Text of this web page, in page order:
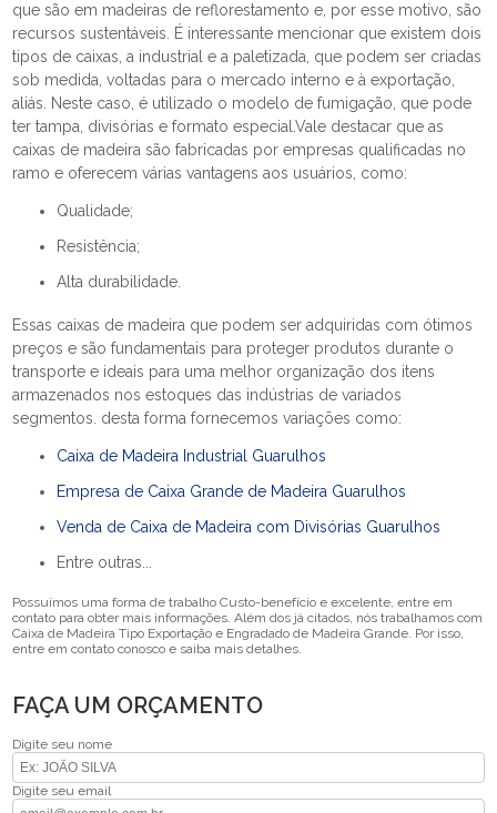
que são em madeiras de reflorestamento e, por esse motivo, são
recursos sustentáveis. É interessante mencionar que existem dois
tipos de caixas, a industrial e a paletizada, que podem ser criadas
sob medida, voltadas para o mercado interno e à exportação,
aliás. Neste caso, é utilizado o modelo de fumigação, que pode
ter tampa, divisórias e formato especial.Vale destacar que as
caixas de madeira são fabricadas por empresas qualificadas no
ramo e oferecem várias vantagens aos usuários, como:
Qualidade;
Resistência;
Alta durabilidade.
Essas caixas de madeira que podem ser adquiridas com ótimos
preços e são fundamentais para proteger produtos durante o
transporte e ideais para uma melhor organização dos itens
armazenados nos estoques das indústrias de variados
segmentos. desta forma fornecemos variações como:
Caixa de Madeira Industrial Guarulhos
Empresa de Caixa Grande de Madeira Guarulhos
Venda de Caixa de Madeira com Divisórias Guarulhos
Entre outras...
Possuímos uma forma de trabalho Custo-benefício e excelente, entre em
contato para obter mais informações. Além dos já citados, nós trabalhamos com
Caixa de Madeira Tipo Exportação e Engradado de Madeira Grande. Por isso,
entre em contato conosco e saiba mais detalhes.
FAÇA UM ORÇAMENTO
Digite seu nome
Digite seu email